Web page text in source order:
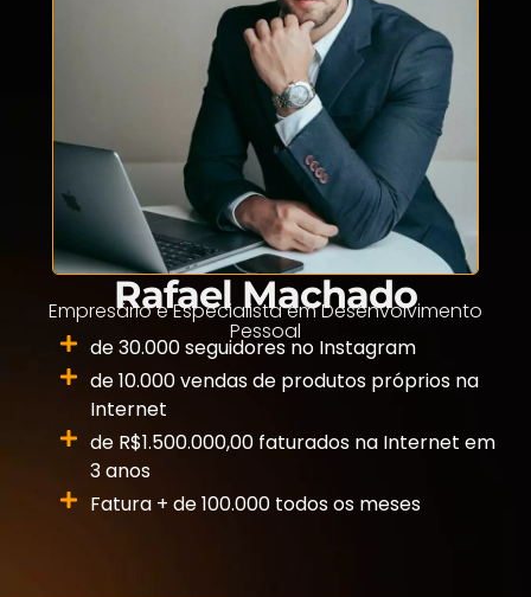
Rafael Machado
Empresário e Especialista em Desenvolvimento
Pessoal
de 30.000 seguidores no Instagram
de 10.000 vendas de produtos próprios na
Internet
de R$1.500.000,00 faturados na Internet em
3 anos
Fatura + de 100.000 todos os meses